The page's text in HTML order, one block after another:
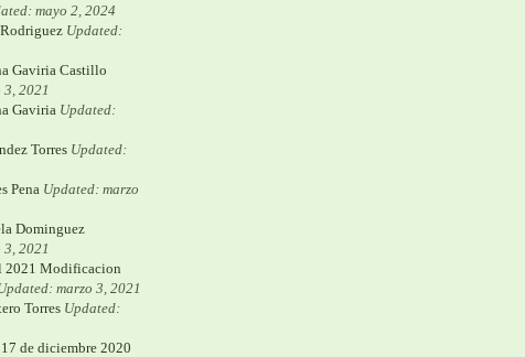
mayo 2, 2024
Updated:
Gaviria Castillo
3, 2021
Gaviria Updated:
Torres Updated:
Pena Updated: marzo
Dominguez
3, 2021
2021 Modificacion
marzo 3, 2021
Torres Updated:
de diciembre 2020